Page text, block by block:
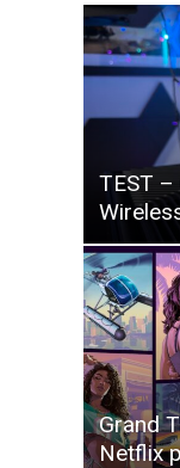
TEST
Grand
Netflix